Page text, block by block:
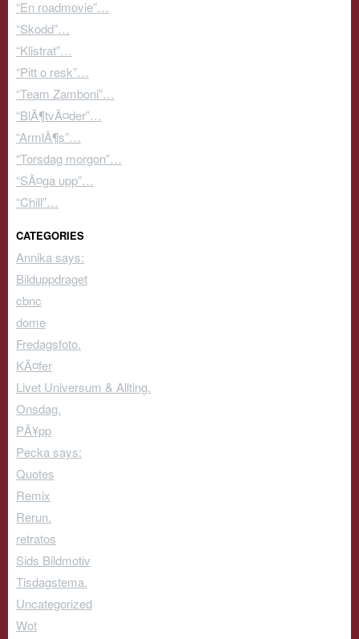
“En roadmovie”…
“Skodd”…
“Klistrat”…
“Pitt o resk”…
“Team Zamboni”…
“BlÃ¶tvÃ¤der”…
“ArmlÃ¶s”…
“Torsdag morgon”…
“SÃ¤ga upp”…
“Chill”…
CATEGORIES
Annika says:
Bilduppdraget
cbnc
dome
Fredagsfoto.
KÃ¤fer
Livet Universum & Allting.
Onsdag.
PÃ¥pp
Pecka says:
Quotes
Remix
Rerun.
retratos
Sids Bildmotiv
Tisdagstema.
Uncategorized
Wot